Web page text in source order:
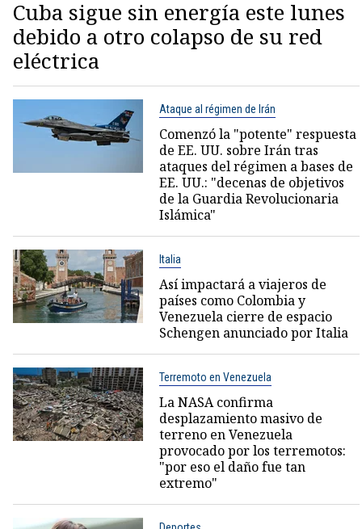
Cuba sigue sin energía este lunes
debido a otro colapso de su red
eléctrica
Ataque al régimen de Irán
Comenzó la "potente" respuesta
de EE. UU. sobre Irán tras
ataques del régimen a bases de
EE. UU.: "decenas de objetivos
de la Guardia Revolucionaria
Islámica"
Italia
Así impactará a viajeros de
países como Colombia y
Venezuela cierre de espacio
Schengen anunciado por Italia
Terremoto en Venezuela
La NASA confirma
desplazamiento masivo de
terreno en Venezuela
provocado por los terremotos:
"por eso el daño fue tan
extremo"